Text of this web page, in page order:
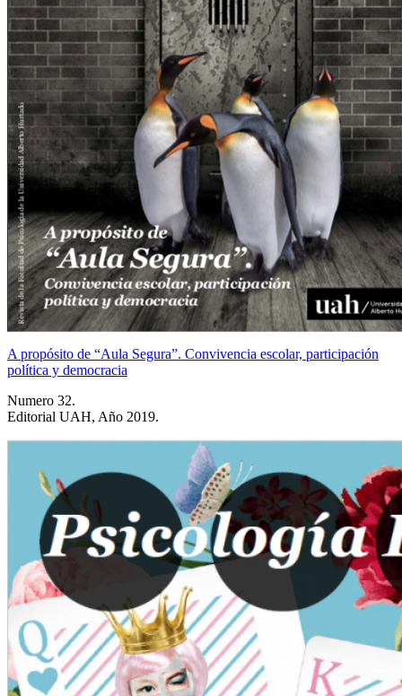
A propósito de “Aula Segura”. Convivencia escolar, participación
política y democracia
Numero 32.
Editorial UAH, Año 2019.